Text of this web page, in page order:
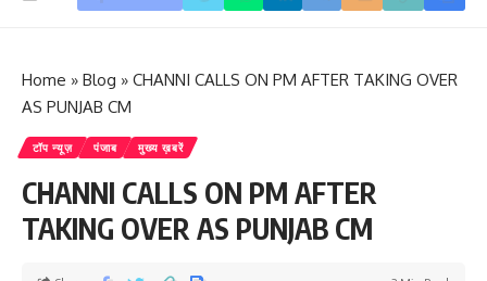
Home » Blog » CHANNI CALLS ON PM AFTER TAKING OVER
AS PUNJAB CM
टॉप न्यूज़ पंजाब मुख्य ख़बरें
CHANNI CALLS ON PM AFTER
TAKING OVER AS PUNJAB CM